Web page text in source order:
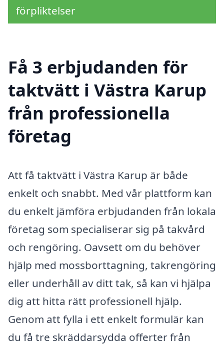
förpliktelser
Få 3 erbjudanden för
taktvätt i Västra Karup
från professionella
företag
Att få taktvätt i Västra Karup är både
enkelt och snabbt. Med vår plattform kan
du enkelt jämföra erbjudanden från lokala
företag som specialiserar sig på takvård
och rengöring. Oavsett om du behöver
hjälp med mossborttagning, takrengöring
eller underhåll av ditt tak, så kan vi hjälpa
dig att hitta rätt professionell hjälp.
Genom att fylla i ett enkelt formulär kan
du få tre skräddarsydda offerter från